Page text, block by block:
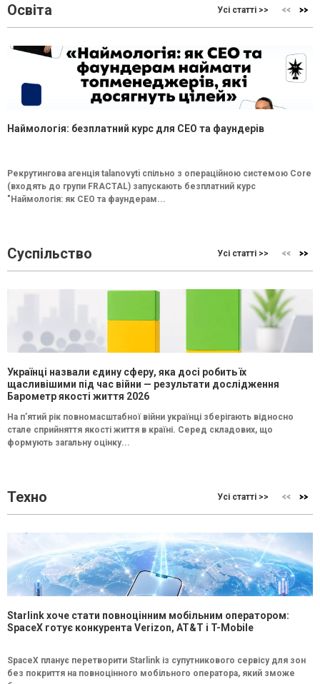
Освіта Усі статті >>
Наймологія: безплатний курс для CEO та фаундерів
Рекрутингова агенція talanovyti спільно з операційною системою Core
(входять до групи FRACTAL) запускають безплатний курс
"Наймологія: як СEO та фаундерам...
Суспільство Усі статті >>
Українці назвали єдину сферу, яка досі робить їх
щасливішими під час війни — результати дослідження
Барометр якості життя 2026
На п’ятий рік повномасштабної війни українці зберігають відносно
стале сприйняття якості життя в країні. Серед складових, що
формують загальну оцінку...
Техно Усі статті >>
Starlink хоче стати повноцінним мобільним оператором:
SpaceX готує конкурента Verizon, AT&T і T-Mobile
SpaceX планує перетворити Starlink із супутникового сервісу для зон
без покриття на повноцінного мобільного оператора, який зможе